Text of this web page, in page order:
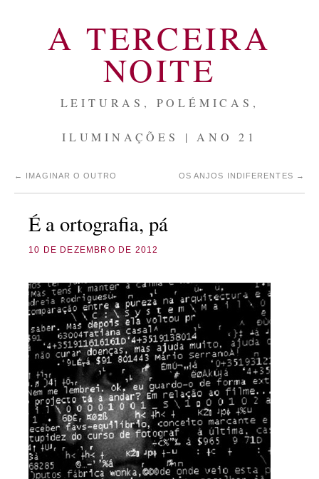
A TERCEIRA
NOITE
LEITURAS, POLÉMICAS,
ILUMINAÇÕES | ANO 21
← IMAGINAR O OUTRO OS ANJOS INDIFERENTES →
É a ortografia, pá
10 DE DEZEMBRO DE 2012